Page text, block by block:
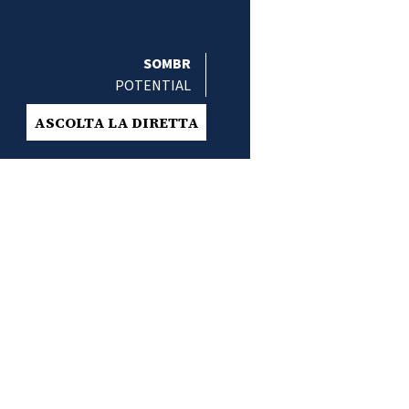
SOMBR
POTENTIAL
ASCOLTA LA DIRETTA